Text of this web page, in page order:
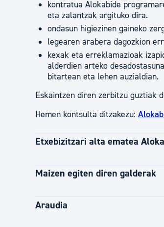
kontratua Alokabide
eta zalantzak argituko dira.
ondasun higiezinen gaineko
legearen arabera dagozkion
kexak eta erreklamazioak
alderdien arteko
bitartean eta lehen auzialdian.
Eskaintzen diren zerbitzu guztiak
Hemen kontsulta ditzakezu:
Etxebizitzari alta ematea
Maizen egiten diren galderak
Araudia